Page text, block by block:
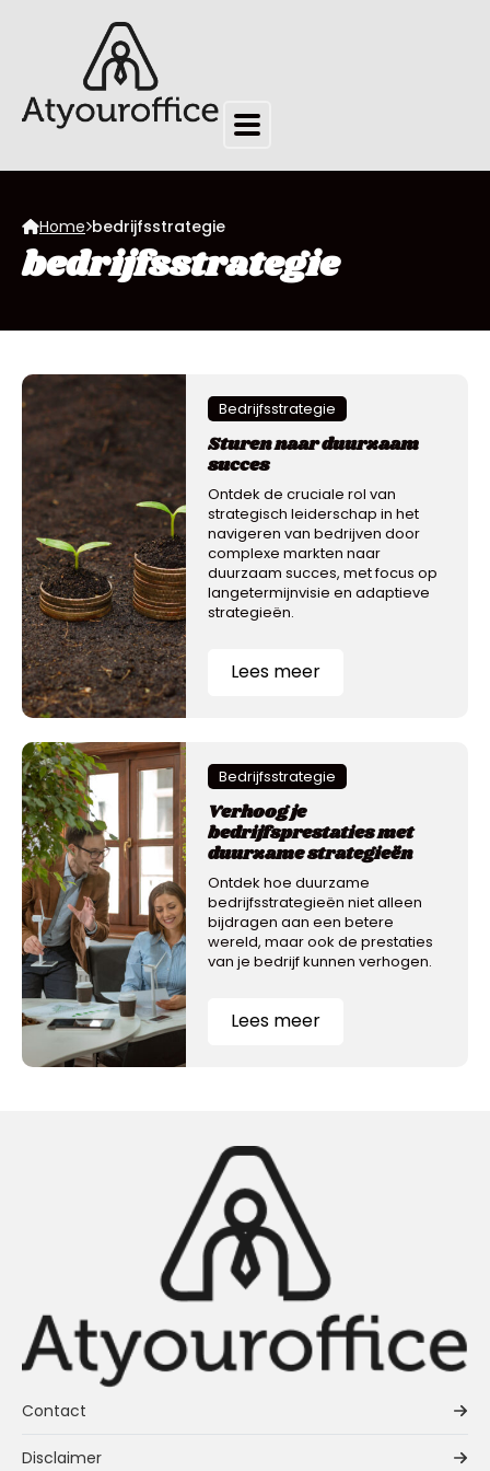
Home bedrijfsstrategie
bedrijfsstrategie
Bedrijfsstrategie
Sturen naar duurzaam
succes
Ontdek de cruciale rol van
strategisch leiderschap in het
navigeren van bedrijven door
complexe markten naar
duurzaam succes, met focus op
langetermijnvisie en adaptieve
strategieën.
Lees meer
Bedrijfsstrategie
Verhoog je
bedrijfsprestaties met
duurzame strategieën
Ontdek hoe duurzame
bedrijfsstrategieën niet alleen
bijdragen aan een betere
wereld, maar ook de prestaties
van je bedrijf kunnen verhogen.
Lees meer
Contact
Disclaimer